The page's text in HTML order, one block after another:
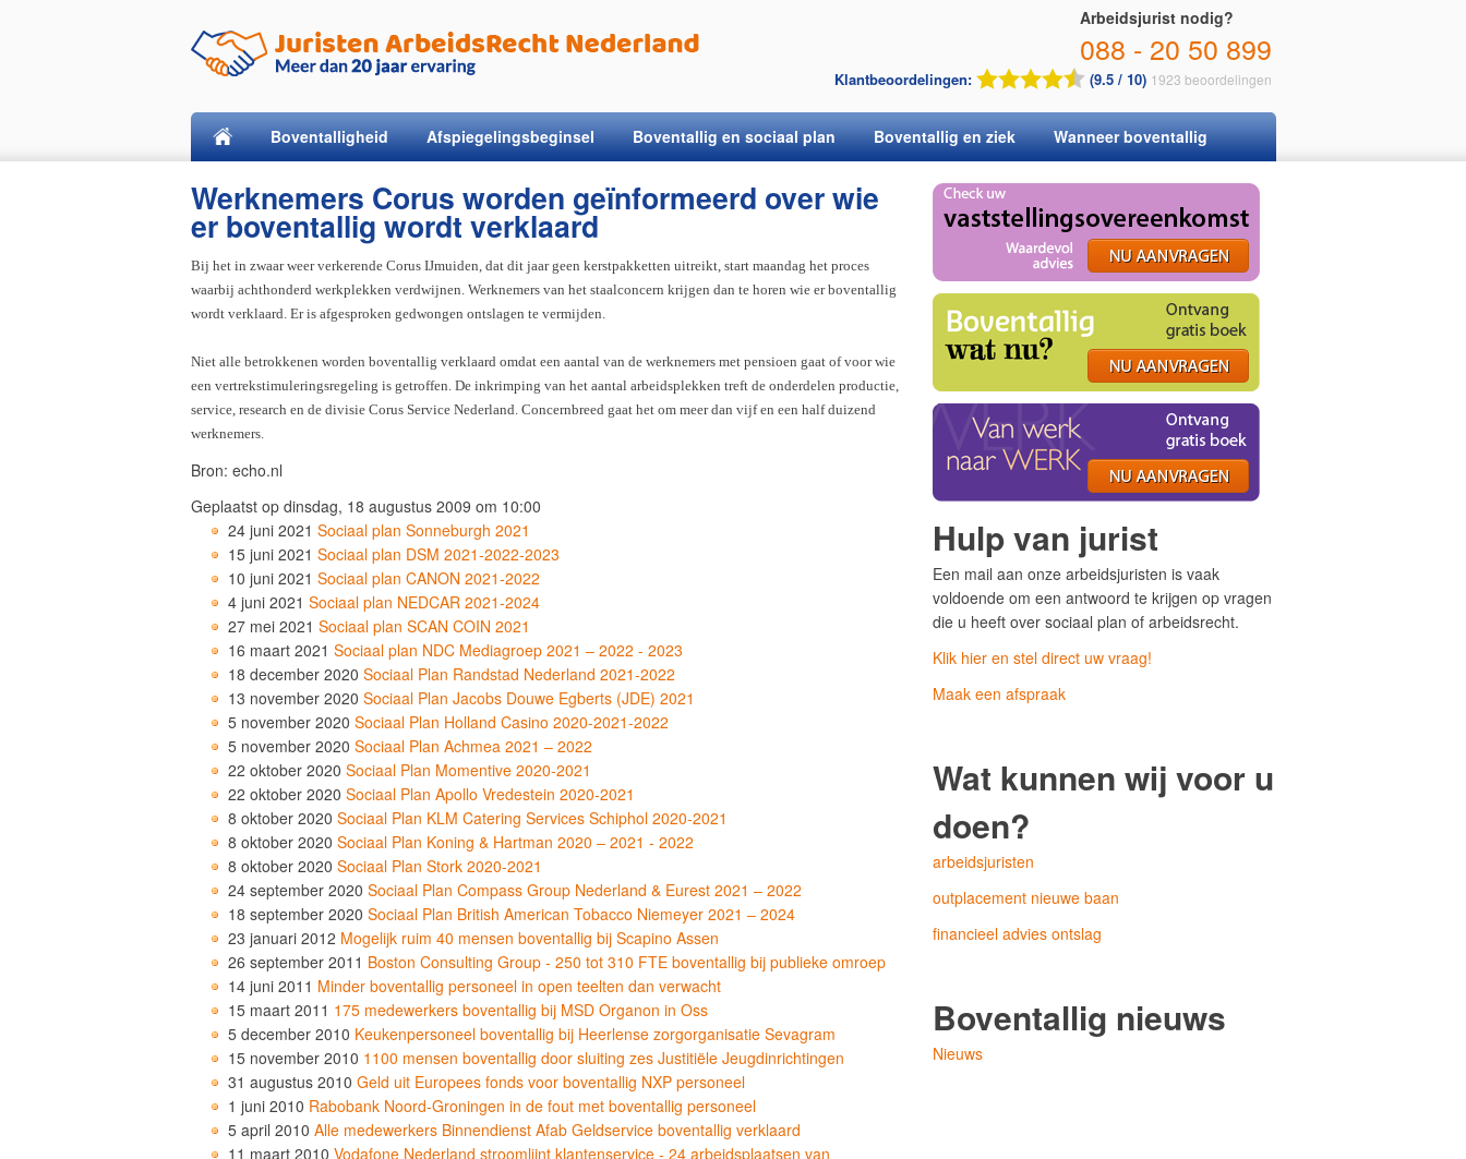
Arbeidsjurist nodig?
088 - 20 50 899
Klantbeoordelingen: (9.5 / 10) 1923 beoordelingen
Boventalligheid Afspiegelingsbeginsel Boventallig en sociaal plan Boventallig en ziek Wanneer boventallig
Werknemers Corus worden geïnformeerd over wie
er boventallig wordt verklaard
Bij het in zwaar weer verkerende Corus IJmuiden, dat dit jaar geen kerstpakketten uitreikt, start maandag het proces
waarbij achthonderd werkplekken verdwijnen. Werknemers van het staalconcern krijgen dan te horen wie er boventallig
wordt verklaard. Er is afgesproken gedwongen ontslagen te vermijden.
Niet alle betrokkenen worden boventallig verklaard omdat een aantal van de werknemers met pensioen gaat of voor wie
een vertrekstimuleringsregeling is getroffen. De inkrimping van het aantal arbeidsplekken treft de onderdelen productie,
service, research en de divisie Corus Service Nederland. Concernbreed gaat het om meer dan vijf en een half duizend
werknemers.
Bron: echo.nl
Geplaatst op dinsdag, 18 augustus 2009 om 10:00
24 juni 2021 Sociaal plan Sonneburgh 2021
15 juni 2021 Sociaal plan DSM 2021-2022-2023
10 juni 2021 Sociaal plan CANON 2021-2022
4 juni 2021 Sociaal plan NEDCAR 2021-2024
27 mei 2021 Sociaal plan SCAN COIN 2021
16 maart 2021 Sociaal plan NDC Mediagroep 2021 – 2022 - 2023
18 december 2020 Sociaal Plan Randstad Nederland 2021-2022
13 november 2020 Sociaal Plan Jacobs Douwe Egberts (JDE) 2021
5 november 2020 Sociaal Plan Holland Casino 2020-2021-2022
5 november 2020 Sociaal Plan Achmea 2021 – 2022
22 oktober 2020 Sociaal Plan Momentive 2020-2021
22 oktober 2020 Sociaal Plan Apollo Vredestein 2020-2021
8 oktober 2020 Sociaal Plan KLM Catering Services Schiphol 2020-2021
8 oktober 2020 Sociaal Plan Koning & Hartman 2020 – 2021 - 2022
8 oktober 2020 Sociaal Plan Stork 2020-2021
24 september 2020 Sociaal Plan Compass Group Nederland & Eurest 2021 – 2022
18 september 2020 Sociaal Plan British American Tobacco Niemeyer 2021 – 2024
23 januari 2012 Mogelijk ruim 40 mensen boventallig bij Scapino Assen
26 september 2011 Boston Consulting Group - 250 tot 310 FTE boventallig bij publieke omroep
14 juni 2011 Minder boventallig personeel in open teelten dan verwacht
15 maart 2011 175 medewerkers boventallig bij MSD Organon in Oss
5 december 2010 Keukenpersoneel boventallig bij Heerlense zorgorganisatie Sevagram
15 november 2010 1100 mensen boventallig door sluiting zes Justitiële Jeugdinrichtingen
31 augustus 2010 Geld uit Europees fonds voor boventallig NXP personeel
1 juni 2010 Rabobank Noord-Groningen in de fout met boventallig personeel
5 april 2010 Alle medewerkers Binnendienst Afab Geldservice boventallig verklaard
11 maart 2010 Vodafone Nederland stroomlijnt klantenservice - 24 arbeidsplaatsen van
Hulp van jurist
Een mail aan onze arbeidsjuristen is vaak
voldoende om een antwoord te krijgen op vragen
die u heeft over sociaal plan of arbeidsrecht.
Klik hier en stel direct uw vraag!
Maak een afspraak
Wat kunnen wij voor u
doen?
arbeidsjuristen
outplacement nieuwe baan
financieel advies ontslag
Boventallig nieuws
Nieuws